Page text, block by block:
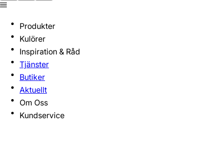
Produkter
Kulörer
Inspiration & Råd
Tjänster
Butiker
Aktuellt
Om Oss
Kundservice